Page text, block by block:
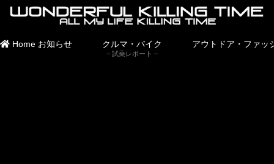
Home お知らせ クルマ・バイク
試乗レポート
アウトドア・ファッ